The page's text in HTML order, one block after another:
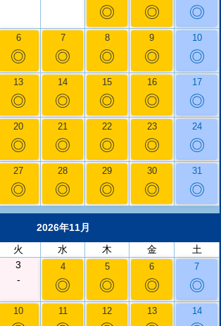
◎ ◎ ◎
6
◎
7
◎
8
◎
9
◎
10
◎
13
◎
14
◎
15
◎
16
◎
17
◎
20
◎
21
◎
22
◎
23
◎
24
◎
27
◎
28
◎
29
◎
30
◎
31
◎
2026年11月
火 水 木 金
土
3
-
4
◎
5
◎
6
◎
7
◎
10 11 12 13 14